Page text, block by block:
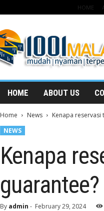
HOME
HOME ABOUT US
Home News
Kenapa
NEWS
Kenapa
guarantee?
By admin - February 29, 2024